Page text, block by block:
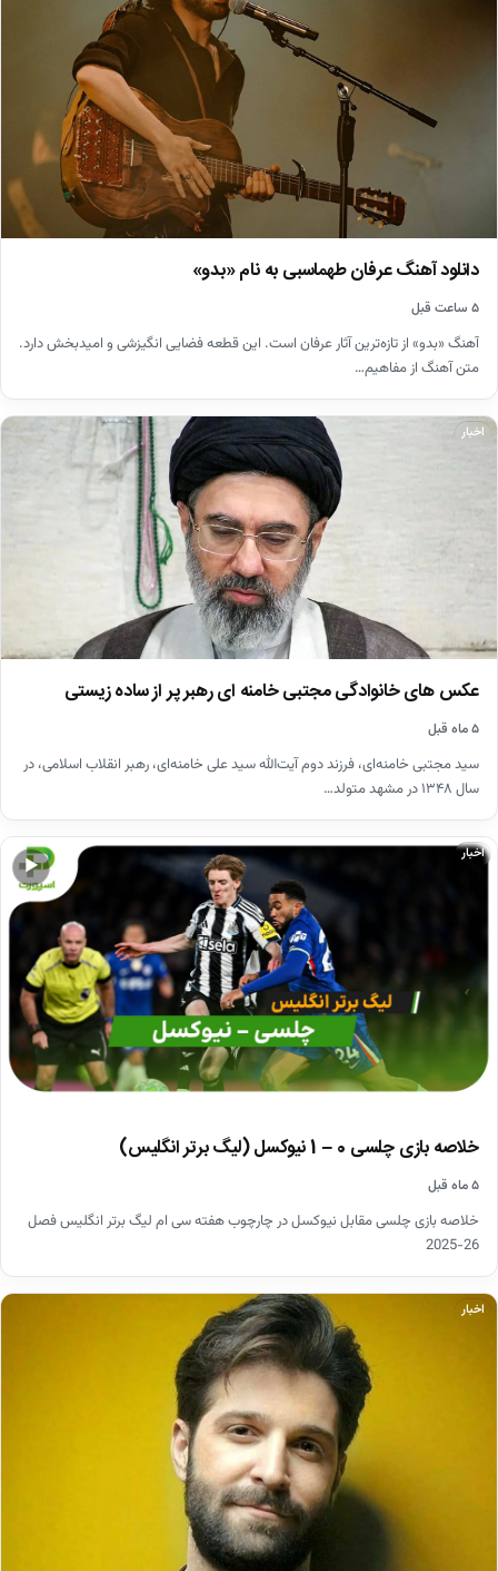
دانلود آهنگ عرفان طهماسبی به نام «بدو»
۵ ساعت قبل
آهنگ «بدو» از تازه‌ترین آثار عرفان است. این قطعه فضایی انگیزشی و امیدبخش دارد.
متن آهنگ از مفاهیم…
اخبار
عکس های خانوادگی مجتبی خامنه ای رهبر پر از ساده زیستی
۵ ماه قبل
سید مجتبی خامنه‌ای، فرزند دوم آیت‌الله سید علی خامنه‌ای، رهبر انقلاب اسلامی، در
سال ۱۳۴۸ در مشهد متولد…
▶
اخبار
خلاصه بازی چلسی 0 – 1 نیوکسل (لیگ برتر انگلیس)
۵ ماه قبل
خلاصه بازی چلسی مقابل نیوکسل در چارچوب هفته سی ام لیگ برتر انگلیس فصل
26-2025
اخبار